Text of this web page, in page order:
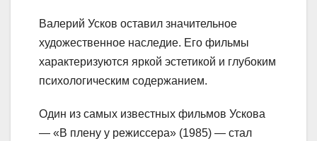
Валерий Усков оставил значительное
художественное наследие. Его фильмы
характеризуются яркой эстетикой и глубоким
психологическим содержанием.
Один из самых известных фильмов Ускова
— «В плену у режиссера» (1985) — стал